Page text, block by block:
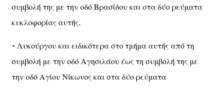
συμβολή της με την οδό Βρασίδου και στα δύο ρεύματα
κυκλοφορίας αυτής.
• Λυκούργου και ειδικότερα στο τμήμα αυτής από τη
συμβολή με την οδό Αγησιλάου έως τη συμβολή της με
την οδό Αγίου Νίκωνος και στα δύο ρεύματα